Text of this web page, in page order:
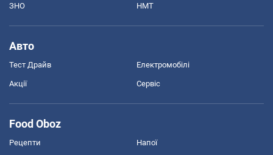
ЗНО НМТ
Авто
Тест Драйв Електромобілі
Акції Сервіс
Food Oboz
Рецепти Напої